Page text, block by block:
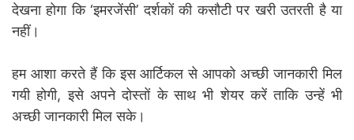
देखना होगा कि ‘इमरजेंसी’ दर्शकों की कसौटी पर खरी उतरती है या
नहीं।
हम आशा करते हैं कि इस आर्टिकल से आपको अच्छी जानकारी मिल
गयी होगी, इसे अपने दोस्तों के साथ भी शेयर करें ताकि उन्हें भी
अच्छी जानकारी मिल सके।